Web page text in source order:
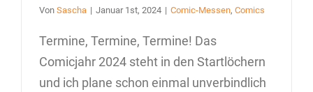
Von Sascha | Januar 1st, 2024 | Comic-Messen, Comics
Termine, Termine, Termine! Das
Comicjahr 2024 steht in den Startlöchern
und ich plane schon einmal unverbindlich